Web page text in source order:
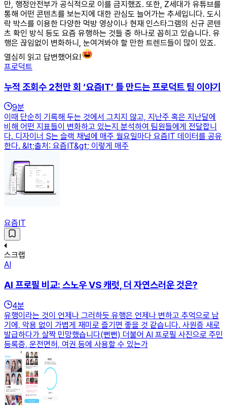
만, 행정안전부가 공식적으로 이를 금지했죠. 또한, Z세대가 유튜브를
통해 어떤 콘텐츠를 보는지에 대한 관심도 늘어가는 추세입니다. 도시
락 박스를 이용한 다양한 먹방 영상이나 현재 인스타그램의 신규 콘텐
츠 확인 방식 등도 요즘 유행하는 것들 중 하나로 꼽히고 있습니다. 유
행은 끊임없이 변화하니, 눈여겨봐야 할 만한 트렌드들이 많이 있죠.
열심히 읽고 답변했어요!
프로덕트
누적 조회수 2천만 회 ‘요즘IT’ 틀 만드는 프로덕트 팀 이야기
9분
이때 단순히 기록해 두는 것에서 그치지 않고, 지난주 혹은 지난달에
비해 어떤 지표들이 변화하고 있는지 분석하여 팀원들에게 전달합니
다. 디자이너 S는 슬랙 채널에 매주 월요일마다 요즘IT 데이터를 공유
한다. &lt;출처: 요즘IT&gt; 이렇게 매주
요즘IT
스크랩
AI
AI 프로필 비교: 스노우 VS 캐럿, 더 자연스러운 것은?
4분
유행이라는 것이 언제나 그러하듯 유행은 언제나 변하고 추억으로 남
기에, 악용 없이 가볍게 재미로 즐기면 좋을 것 같습니다. 사원증 새로
발급하다가 살짝 민망했습니다(뻔뻔) 더불어 AI 프로필 사진으로 주민
등록증, 운전면허, 여권 등에 사용할 수 있는가